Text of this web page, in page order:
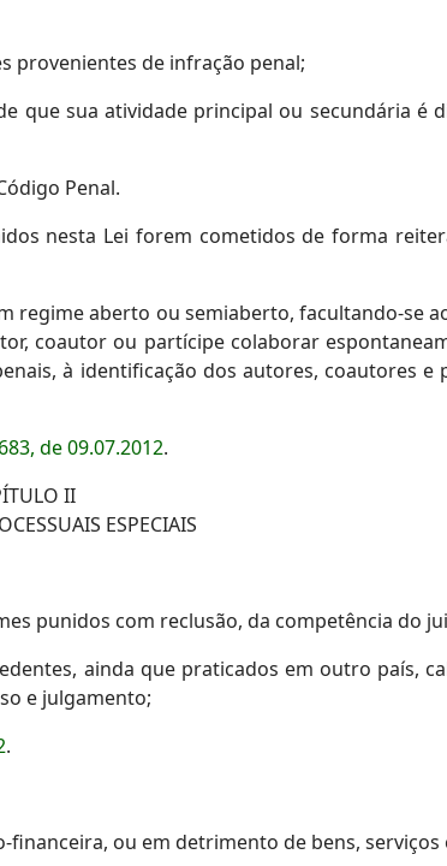
provenientes de infração penal;
que sua atividade principal ou secundária é
Penal.
nesta Lei forem cometidos de forma
regime aberto ou semiaberto, facultando-se
coautor ou partícipe colaborar
à identificação dos autores, coautores e
de 09.07.2012.
II
ESPECIAIS
punidos com reclusão, da competência do
ainda que praticados em outro país,
e julgamento;
.
ou em detrimento de bens, serviços